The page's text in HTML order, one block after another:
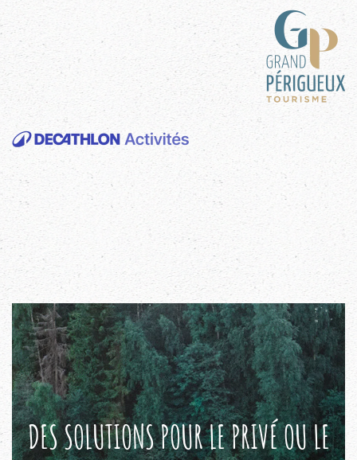
DES SOLUTIONS POUR LE PRIVÉ OU LE